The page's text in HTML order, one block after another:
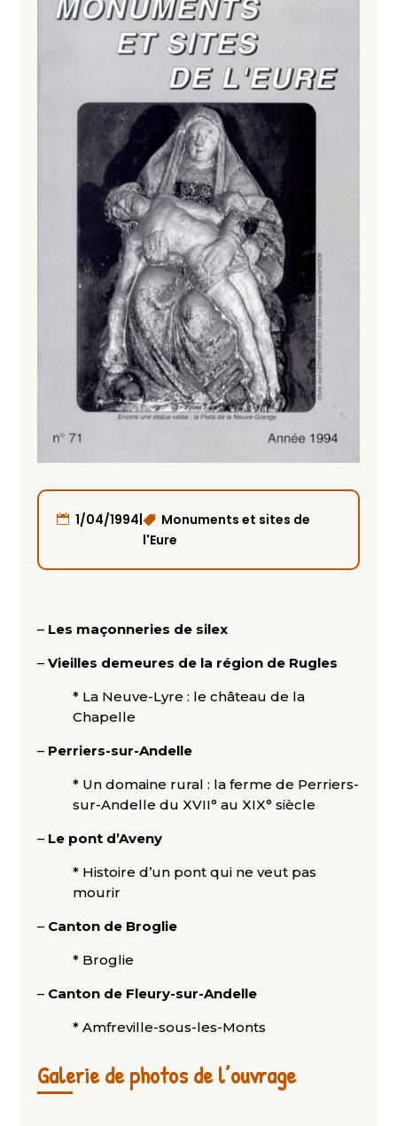
1/04/1994|
Monuments et sites de
l'Eure
– Les maçonneries de silex
– Vieilles demeures de la région de Rugles
* La Neuve-Lyre : le château de la
Chapelle
– Perriers-sur-Andelle
* Un domaine rural : la ferme de Perriers-
sur-Andelle du XVII° au XIX° siècle
– Le pont d’Aveny
* Histoire d’un pont qui ne veut pas
mourir
– Canton de Broglie
* Broglie
– Canton de Fleury-sur-Andelle
* Amfreville-sous-les-Monts
Galerie de photos de l’ouvrage